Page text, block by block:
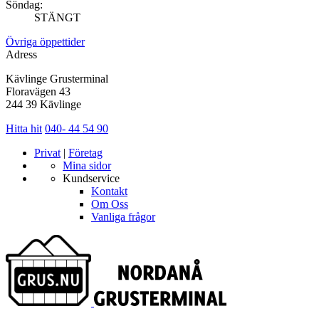
Söndag:
STÄNGT
Övriga öppettider
Adress
Kävlinge Grusterminal
Floravägen 43
244 39 Kävlinge
Hitta hit 040- 44 54 90
Privat | Företag
Mina sidor
Kundservice
Kontakt
Om Oss
Vanliga frågor